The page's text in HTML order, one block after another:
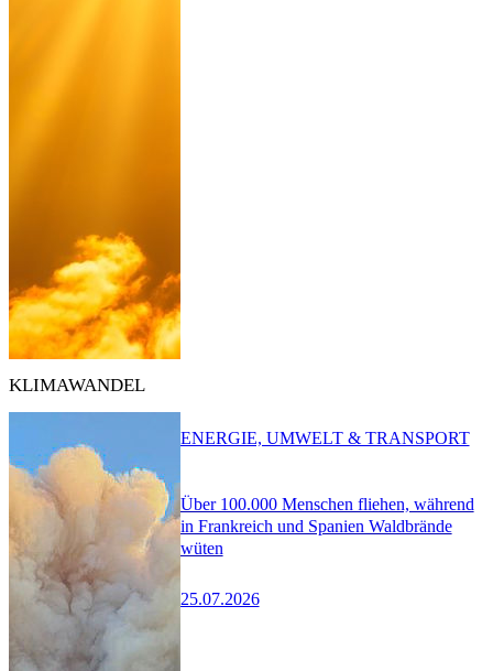
KLIMAWANDEL
Über 100.000 Menschen fliehen, während
in Frankreich und Spanien Waldbrände
wüten
25.07.2026
ENERGIE, UMWELT & TRANSPORT